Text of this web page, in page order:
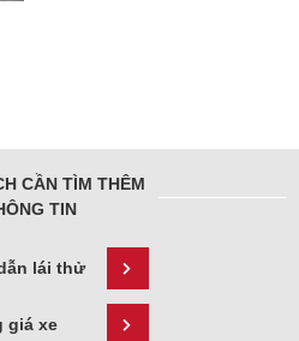
CẦN TÌM THÊM
TIN
lái thử
giá xe